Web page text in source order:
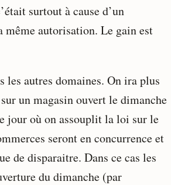
surtout à cause d’un
même autorisation. Le gain est
les autres domaines. On ira plus
un magasin ouvert le dimanche
jour où on assouplit la loi sur le
seront en concurrence et
de disparaitre. Dans ce cas les
du dimanche (par